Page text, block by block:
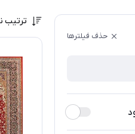
حذف فیلترها
ترتیب